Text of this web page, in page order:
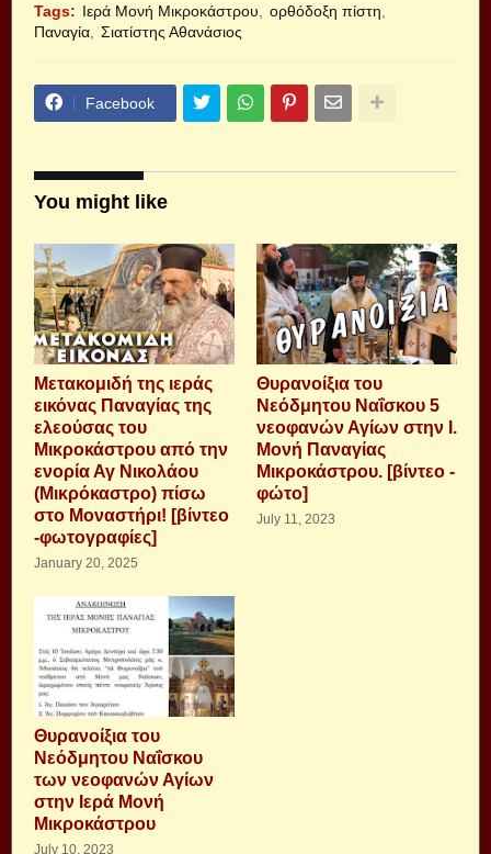
Tags: Ιερά Μονή Μικροκάστρου
ορθόδοξη πίστη
Παναγία
Σιατίστης Αθανάσιος
Facebook
You might like
Μετακομιδή της ιεράς
εικόνας Παναγίας της
ελεούσας του
Μικροκάστρου από την
ενορία Αγ Νικολάου
(Μικρόκαστρο) πίσω
στο Μοναστήρι! [βίντεο
-φωτογραφίες]
January 20, 2025
Θυρανοίξια του
Νεόδμητου Ναΐσκου 5
νεοφανών Αγίων στην Ι.
Μονή Παναγίας
Μικροκάστρου. [βίντεο -
φώτο]
July 11, 2023
Θυρανοίξια του
Νεόδμητου Ναΐσκου
των νεοφανών Αγίων
στην Ιερά Μονή
Μικροκάστρου
July 10, 2023